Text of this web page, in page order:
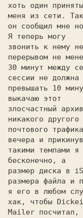
хоть один
меня из сети.
он сообщил мне
Я теперь могу
звонить к нему
перерывом не
30 минут между
сессии не должна
превышать 10
выкачаю этот
злосчастный
никакого другого
почтового
вечера и
такими темпами я
бесконечно, а
размер диска в
размера файла и
я его в любом
хак, чтобы Dickei
Mailer посчитал,